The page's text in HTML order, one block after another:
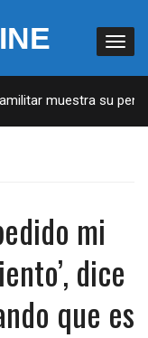
muestra su
mi
dice
que es